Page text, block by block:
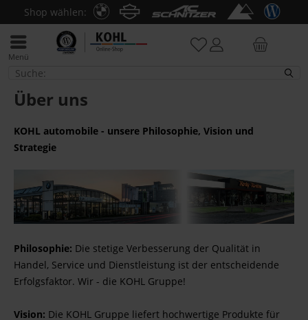
Shop wählen:
Menü
Erfahre mehr über den Online Shop
Über uns
KOHL automobile - unsere Philosophie, Vision und
Strategie
Philosophie: Die stetige Verbesserung der Qualität in
Handel, Service und Dienstleistung ist der entscheidende
Erfolgsfaktor. Wir - die KOHL Gruppe!
Vision: Die KOHL Gruppe liefert hochwertige Produkte für